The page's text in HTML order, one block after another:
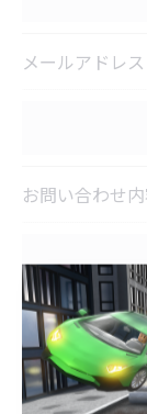
予めご了承
当社では、
ご本人であ
す。
個人情報の
きにつきま
メールアドレス
お問い合わせ